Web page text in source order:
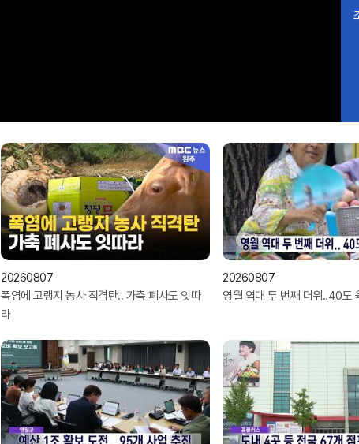
20260807
폭염에 고랭지 농사 직격탄.. 가축 폐사도 잇따
라
20260807
영월 역대 두 번째 더위..40도